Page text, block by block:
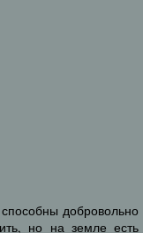
добровольно
но на земле есть